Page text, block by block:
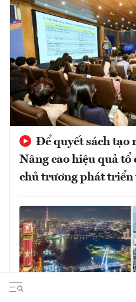
Để quyết sách tạo
Nâng cao hiệu quả tổ
chủ trương phát